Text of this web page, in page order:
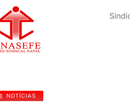
NOTÍCIAS